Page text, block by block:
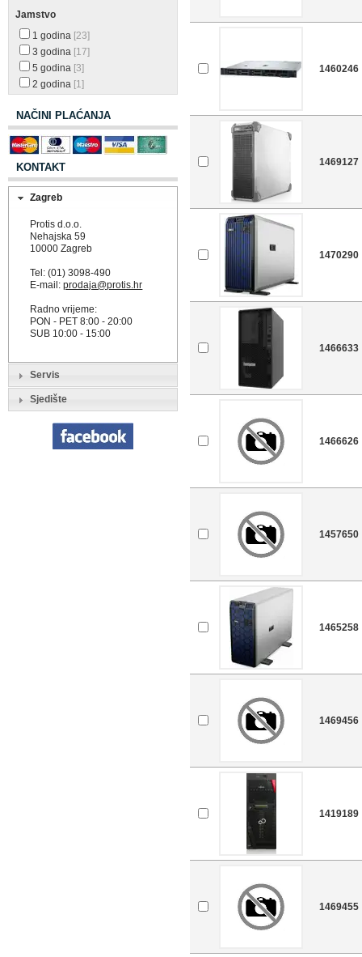
Jamstvo
1 godina [23]
3 godina [17]
5 godina [3]
2 godina [1]
NAČINI PLAĆANJA
KONTAKT
Zagreb
Protis d.o.o.
Nehajska 59
10000 Zagreb
Tel: (01) 3098-490
E-mail:prodaja@protis.hr
Radno vrijeme:
PON - PET 8:00 - 20:00
SUB 10:00 - 15:00
Servis
Sjedište
1460246
1469127
1470290
1466633
1466626
1457650
1465258
1469456
1419189
1469455